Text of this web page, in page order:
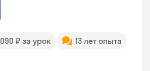
₽ за урок
13 лет опыта